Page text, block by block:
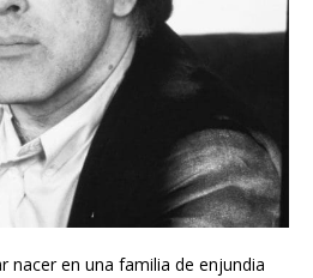
nacer en una familia de enjundia